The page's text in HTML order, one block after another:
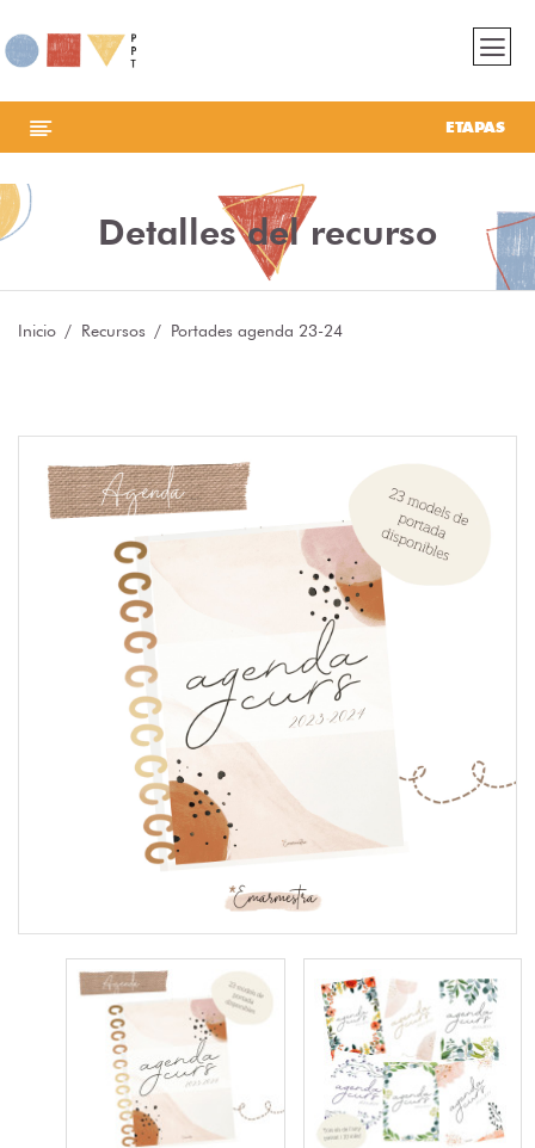
ETAPAS
Detalles del recurso
Inicio Recursos Portades agenda 23-24